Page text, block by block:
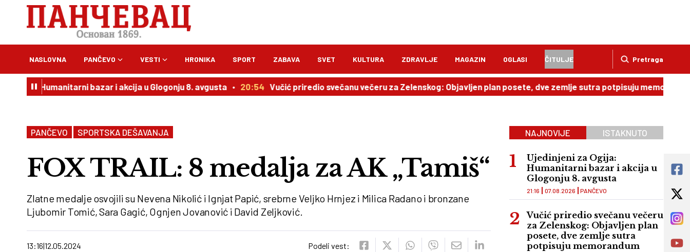
Pretraga
NASLOVNA PANČEVO VESTI HRONIKA SPORT ZABAVA SVET KULTURA ZDRAVLJE MAGAZIN OGLASI ČITULJE
bazar i akcija u Glogonju 8. avgusta 20:54 Vučić priredio svečanu večeru za Zelenskog: Objavljen plan posete, dve zemlje sutra potpisuju memorandum
PANČEVO SPORTSKA DEŠAVANJA
FOX TRAIL: 8 medalja za AK „Tamiš“
Zlatne medalje osvojili su Nevena Nikolić i Ignjat Papić, srebrne Veljko Hrnjez i Milica Radano i bronzane
Ljubomir Tomić, Sara Gagić, Ognjen Jovanović i David Zeljković.
13:16 12.05.2024 Podeli vest:
NAJNOVIJE ISTAKNUTO
Ujedinjeni za Ogija:
Humanitarni bazar i akcija u
Glogonju 8. avgusta
PANČEVO
21:16 07.08.2026
Vučić priredio svečanu večeru
za Zelenskog: Objavljen plan
posete, dve zemlje sutra
potpisuju memorandum